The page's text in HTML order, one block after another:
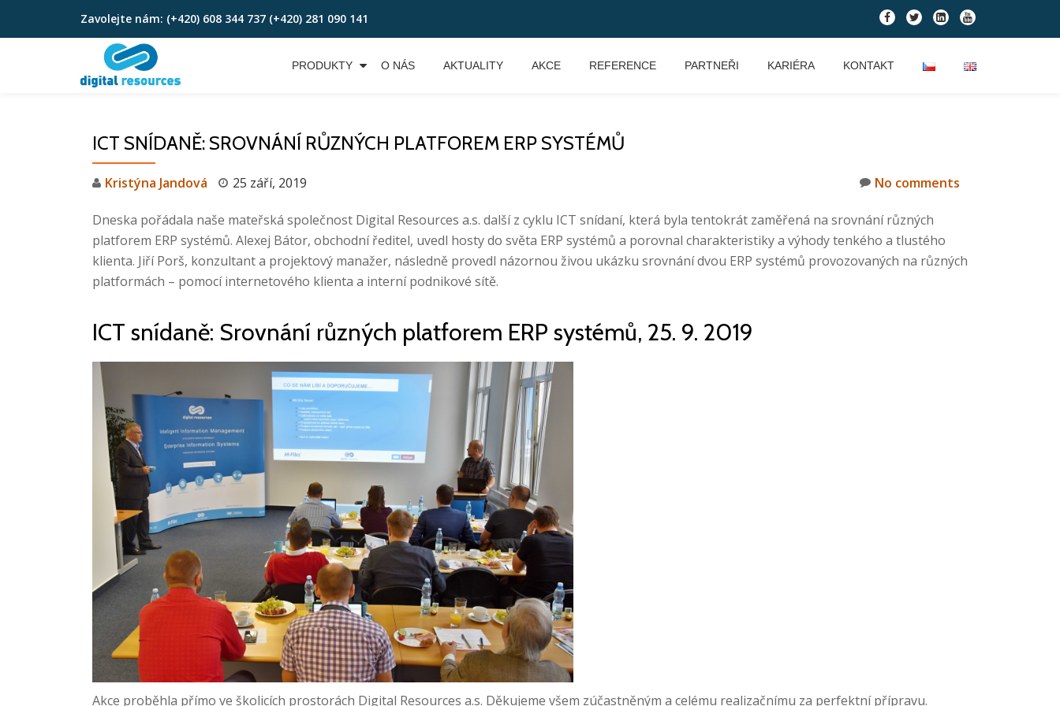
Skip
Zavolejte nám: (+420) 608 344 737 (+420) 281 090 141
fa-
facebook
fa-
twitter
fa-
linkedin-
square
fa-
youtube
PRODUKTY O NÁS AKTUALITY AKCE REFERENCE PARTNEŘI KARIÉRA KONTAKT
ICT SNÍDANĚ: SROVNÁNÍ RŮZNÝCH PLATFOREM ERP SYSTÉMŮ
Kristýna Jandová 25 září, 2019 No comments
Dneska pořádala naše mateřská společnost Digital Resources a.s. další z cyklu ICT snídaní, která byla tentokrát zaměřená na srovnání různých
platforem ERP systémů. Alexej Bátor, obchodní ředitel, uvedl hosty do světa ERP systémů a porovnal charakteristiky a výhody tenkého a tlustého
klienta. Jiří Porš, konzultant a projektový manažer, následně provedl názornou živou ukázku srovnání dvou ERP systémů provozovaných na různých
platformách – pomocí internetového klienta a interní podnikové sítě.
ICT snídaně: Srovnání různých platforem ERP systémů, 25. 9. 2019
Akce proběhla přímo ve školicích prostorách Digital Resources a.s. Děkujeme všem zúčastněným a celému realizačnímu za perfektní přípravu.